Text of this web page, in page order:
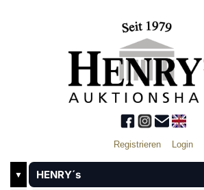
Registrieren Login
▼ HENRY´s